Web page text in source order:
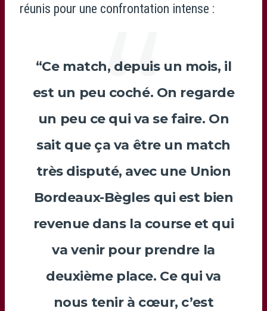
réunis pour une confrontation intense :
“Ce match, depuis un mois, il
est un peu coché. On regarde
un peu ce qui va se faire. On
sait que ça va être un match
très disputé, avec une Union
Bordeaux-Bègles qui est bien
revenue dans la course et qui
va venir pour prendre la
deuxième place. Ce qui va
nous tenir à cœur, c’est